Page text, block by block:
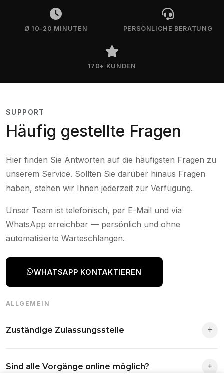
Ø 10–20 MINUTEN PERSÖNLICHE BERATUNG
170+ KUNDEN
SUPPORT
Häufig gestellte Fragen
Hier finden Sie Antworten auf die häufigsten Fragen zu
unserem Service. Sollten Sie darüber hinaus Fragen
haben, stehen wir Ihnen jederzeit zur Verfügung.
Unser Team ist telefonisch, per E-Mail und via
WhatsApp erreichbar — persönlich und ohne
automatisierte Warteschlangen.
WHATSAPP KONTAKTIEREN
ALLGEMEIN
Zuständige Zulassungsstelle
Antrag wird automatisch an die richtige Stelle weitergeleitet.
Sind alle Vorgänge online möglich?